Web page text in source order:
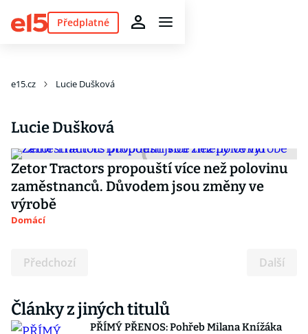
Předplatné
e15.cz Lucie Dušková
Lucie Dušková
Zetor Tractors propouští více než polovinu
zaměstnanců. Důvodem jsou změny ve
výrobě
Domácí
Předchozí Další
Články z jiných titulů
PŘÍMÝ PŘENOS: Pohřeb Milana Knížáka